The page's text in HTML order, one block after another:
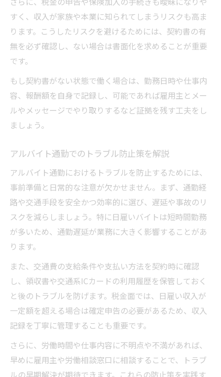
すく、収入が家族や本業に知られてしまうリスクも高ま
ります。こうしたリスクを避けるためには、契約書の有
無を必ず確認し、ない場合は書面化を求めることが重要
です。
もし契約書がない状態で働く場合は、勤務日時や仕事内
容、報酬額を自身で記録し、可能であれば雇用主とメー
ルやメッセージでやり取りするなど証拠を残す工夫をし
ましょう。
アルバイト通勤でのトラブル防止策を解説
アルバイト通勤におけるトラブルを防止するためには、
事前準備と日常的な注意が欠かせません。まず、通勤経
路や交通手段を安全かつ効率的に選び、遅延や事故のリ
スクを減らしましょう。特に日雇いバイトは短時間勤務
が多いため、通勤遅延が業務に大きく影響することがあ
ります。
また、交通費の支給条件や支払い方法を契約時に確認
し、領収書や交通系ICカードの利用履歴を保管しておく
と後のトラブルを防げます。税金面では、日雇い収入が
一定額を超える場合は確定申告の必要があるため、収入
記録を丁寧に管理することも重要です。
さらに、労働時間や仕事内容に不明点や不満があれば、
早めに雇用主や労働相談窓口に相談することで、トラブ